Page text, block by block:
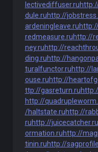
lectivediffuser.ru
dule.ruhttp://
ardeningleave.ru
redmeasure.ruhttp://
ney.ruhttp://
ding.ruhttp://
turalfunctor.ruhttp://
ouse.ruhttp://
ttp://gasreturn.ru
http://
/haltstate.ruhttp://
ruhttp://juicecatcher.ru
ormation.ruhttp://
tinin.ruhttp://